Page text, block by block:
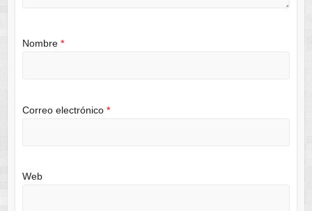
Nombre *
Correo electrónico *
Web